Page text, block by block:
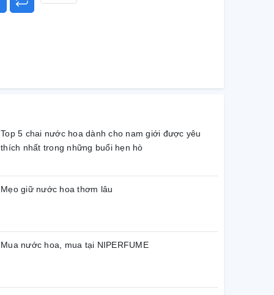
Top 5 chai nước hoa dành cho nam giới được yêu
thích nhất trong những buổi hẹn hò
Mẹo giữ nước hoa thơm lâu
Mua nước hoa, mua tại NIPERFUME